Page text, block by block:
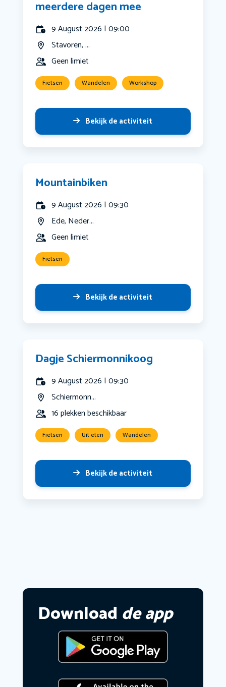
meerdere dagen mee
9 August 2026 | 09:00
Stavoren, ...
Geen limiet
Fietsen Wandelen Workshop
Bekijk de activiteit
Mountainbiken
9 August 2026 | 09:30
Ede, Neder...
Geen limiet
Fietsen
Bekijk de activiteit
Dagje Schiermonnikoog
9 August 2026 | 09:30
Schiermonn...
16 plekken beschikbaar
Fietsen Uit eten Wandelen
Bekijk de activiteit
Download de app